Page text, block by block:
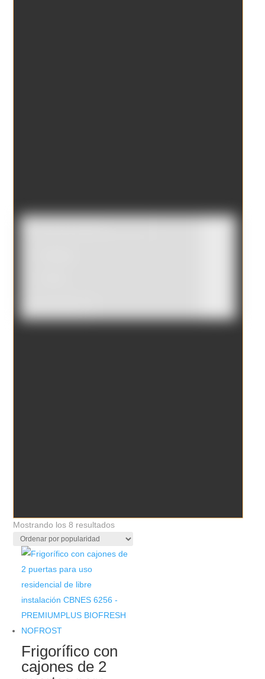
Mostrando los 8 resultadosOrdenado
por
popularidad
Frigorífico con
cajones de 2